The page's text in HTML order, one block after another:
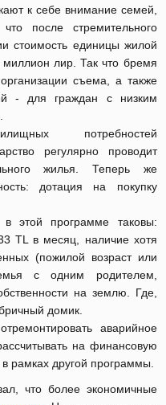
к себе внимание семей,
после стремительного
стоимость единицы жилой
лир. Так что бремя
съема, а также
- для граждан с низким
потребностей
регулярно проводит
жилья. Теперь же
дотация на покупку
этой программе таковы:
TL в месяц, наличие хотя
(пожилой возраст или
с одним родителем,
на землю. Где,
домик.
аварийное
на финансовую
рамках другой программы.
что более экономичные